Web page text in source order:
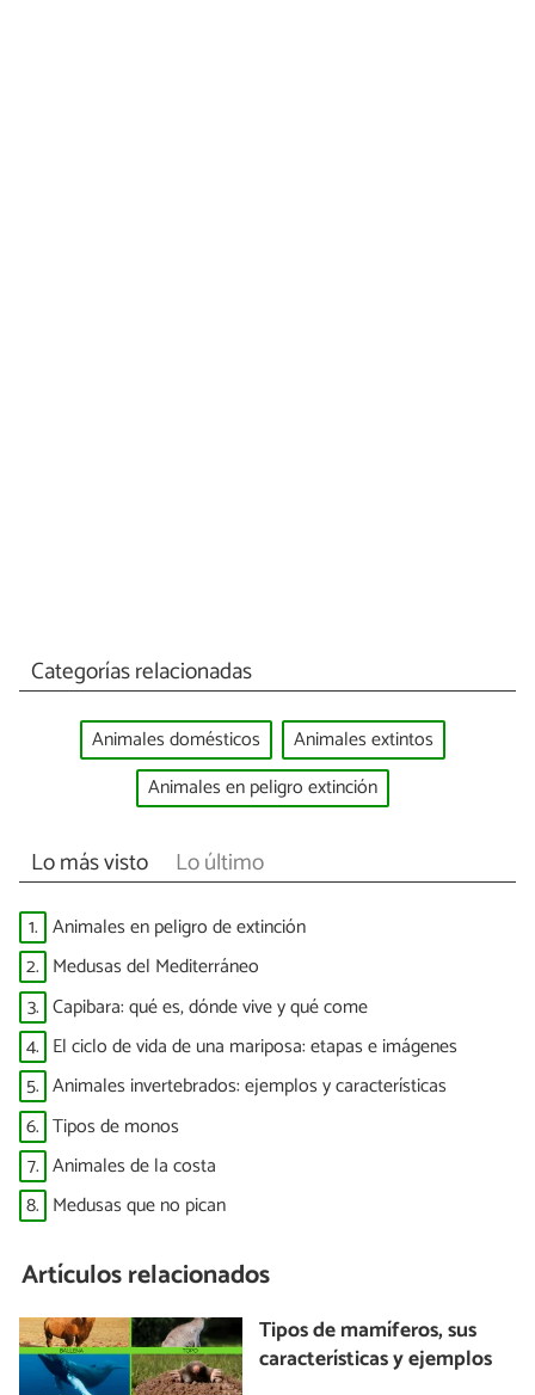
Categorías relacionadas
Animales domésticos
Animales extintos
Animales en peligro extinción
Lo más visto Lo último
1. Animales en peligro de extinción
2. Medusas del Mediterráneo
3. Capibara: qué es, dónde vive y qué come
4. El ciclo de vida de una mariposa: etapas e imágenes
5. Animales invertebrados: ejemplos y características
6. Tipos de monos
7. Animales de la costa
8. Medusas que no pican
Artículos relacionados
Tipos de mamíferos, sus
características y ejemplos